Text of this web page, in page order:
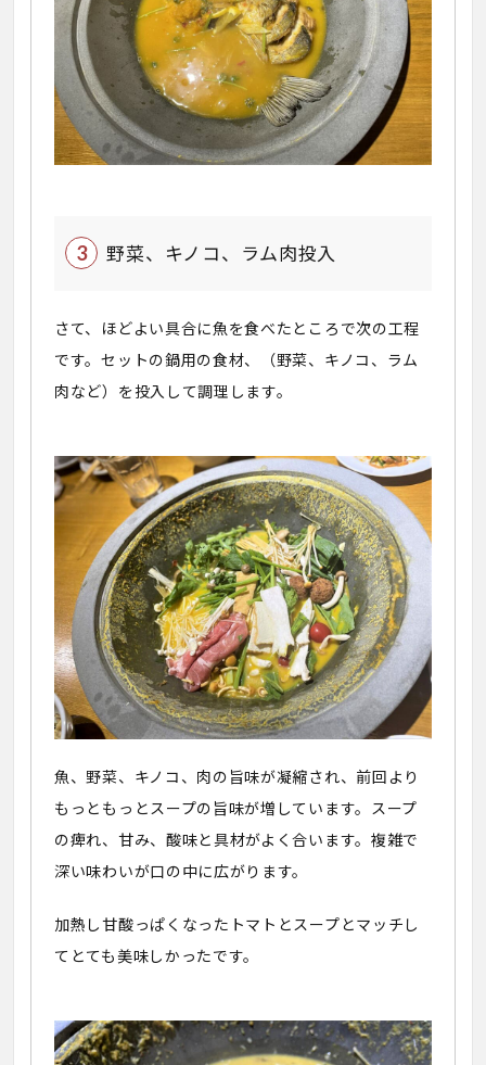
野菜、キノコ、ラム肉投入
さて、ほどよい具合に魚を食べたところで次の工程
です。セットの鍋用の食材、（野菜、キノコ、ラム
肉など）を投入して調理します。
魚、野菜、キノコ、肉の旨味が凝縮され、前回より
もっともっとスープの旨味が増しています。スープ
の痺れ、甘み、酸味と具材がよく合います。複雑で
深い味わいが口の中に広がります。
加熱し甘酸っぱくなったトマトとスープとマッチし
てとても美味しかったです。